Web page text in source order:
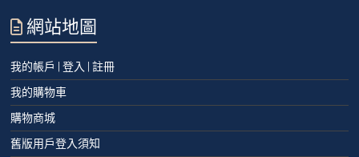
網站地圖
我的帳戶 | 登入 | 註冊
我的購物車
購物商城
舊版用戶登入須知